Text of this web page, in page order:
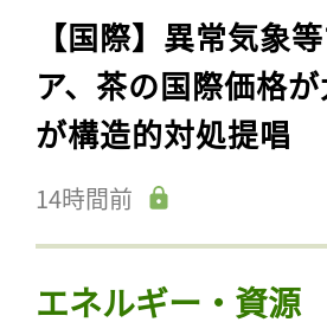
【国際】異常気象
ア、茶の国際価格
が構造的対処提唱
14時間前
エネルギー・資源